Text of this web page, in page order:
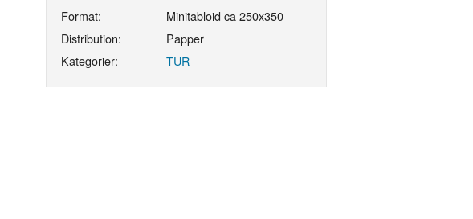
Format:
Minitabloid ca 250x350
Distribution:
Papper
Kategorier:
TUR